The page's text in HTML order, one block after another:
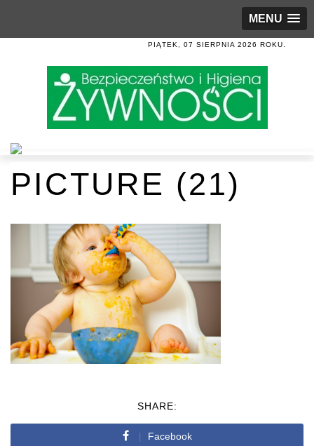
MENU
PIĄTEK, 07 SIERPNIA 2026 ROKU.
PICTURE (21)
SHARE:
Facebook